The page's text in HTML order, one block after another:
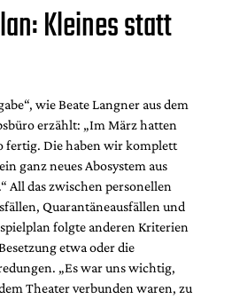
Kleines statt
wie Beate Langner aus dem
erzählt: „Im März hatten
fertig. Die haben wir komplett
ganz neues Abosystem aus
All das zwischen personellen
Quarantäneausfällen und
folgte anderen Kriterien
etwa oder die
„Es war uns wichtig,
Theater verbunden waren, zu